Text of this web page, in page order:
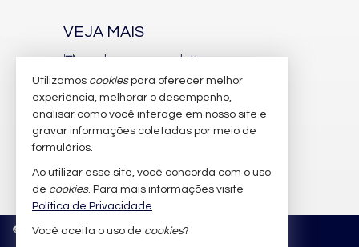
VEJA MAIS
receba nosso newsletter
indicadores financeiros
cadastre seu imóvel
imóveis favoritos
mapa de imóveis
© 2026 CRECI/SC 6.388-J Política de Privacidade
Utilizamos cookiespara oferecer melhor
experiência, melhorar o desempenho,
analisar como você interage em nosso site e
gravar informações coletadas por meio de
formulários.
Ao utilizar esse site, você concorda com o uso
de cookies. Para mais informações visite
Política de Privacidade.
Você aceita o uso de cookies?